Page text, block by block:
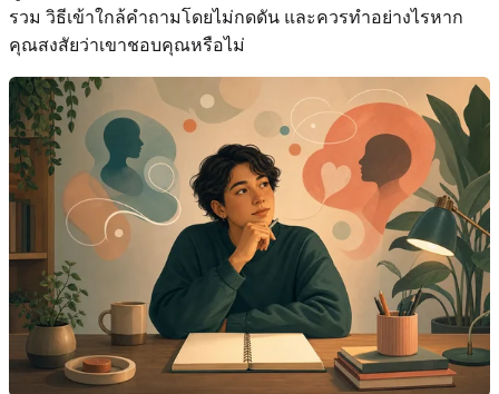
รวม วิธีเข้าใกล้คำถามโดยไม่กดดัน และควรทำอย่างไรหาก
คุณสงสัยว่าเขาชอบคุณหรือไม่